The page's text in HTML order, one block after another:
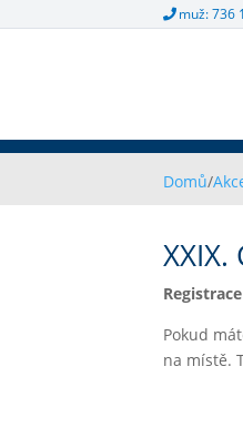
muž: 736
Domů/
Pokud
na místě.